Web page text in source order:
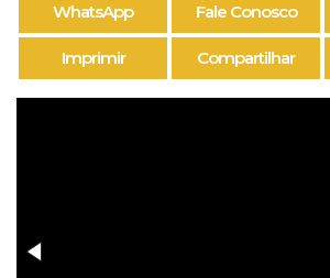
WhatsApp Fale Conosco
Imprimir Compartilhar